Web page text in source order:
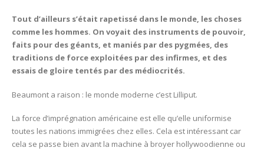
Tout d’ailleurs s’était rapetissé dans le monde, les choses
comme les hommes. On voyait des instruments de pouvoir,
faits pour des géants, et maniés par des pygmées, des
traditions de force exploitées par des infirmes, et des
essais de gloire tentés par des médiocrités.
Beaumont a raison : le monde moderne c’est Lilliput.
La force d’imprégnation américaine est elle qu’elle uniformise
toutes les nations immigrées chez elles. Cela est intéressant car
cela se passe bien avant la machine à broyer hollywoodienne ou